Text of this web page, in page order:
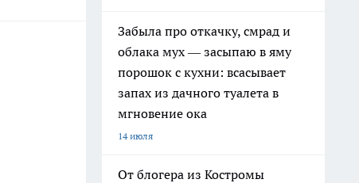
Забыла про откачку, смрад и
облака мух — засыпаю в яму
порошок с кухни: всасывает
запах из дачного туалета в
мгновение ока
14 июля
От блогера из Костромы